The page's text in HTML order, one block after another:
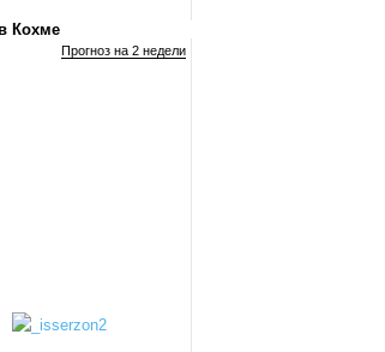
Кохме
Прогноз на 2 недели